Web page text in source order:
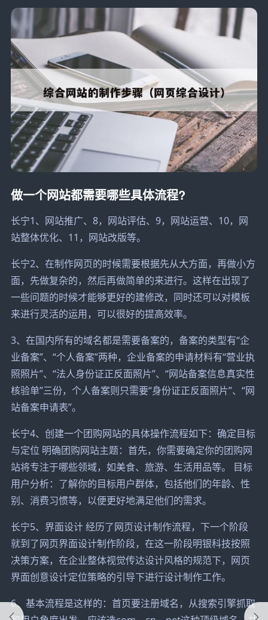
做一个网站都需要哪些具体流程?
长宁1、网站推广、8，网站评估、9，网站运营、10，网
站整体优化、11，网站改版等。
长宁2、在制作网页的时候需要根据先从大方面，再做小方
面，先做复杂的，然后再做简单的来进行。这样在出现了
一些问题的时候才能够更好的建修改，同时还可以对模板
来进行灵活的运用，可以很好的提高效率。
3、在国内所有的域名都是需要备案的，备案的类型有“企
业备案”、“个人备案”两种，企业备案的申请材料有“营业执
照照片”、“法人身份证正反面照片”、“网站备案信息真实性
核验单”三份，个人备案则只需要“身份证正反面照片”、“网
站备案申请表”。
长宁4、创建一个团购网站的具体操作流程如下：确定目标
与定位 明确团购网站主题：首先，你需要确定你的团购网
站将专注于哪些领域，如美食、旅游、生活用品等。 目标
用户分析：了解你的目标用户群体，包括他们的年龄、性
别、消费习惯等，以便更好地满足他们的需求。
长宁5、界面设计 经历了网页设计制作流程，下一个阶段
就到了网页界面设计制作阶段，在这一阶段明银科技按照
决策方案，在企业整体视觉传达设计风格的规范下，网页
界面创意设计定位策略的引导下进行设计制作工作。
6、基本流程是这样的：首页要注册域名，从搜索引擎抓取